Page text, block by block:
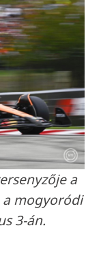
a
a mogyoródi
3-án.